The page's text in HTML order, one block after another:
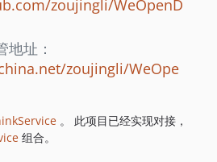
zoujingli/WeOpenD
地址：
zoujingli/WeOpe
。 此项目已经实现对接，
组合。